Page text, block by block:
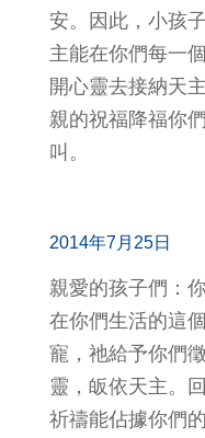
安。因此，小孩
主能在你們每一
開心靈去接納天
親的祝福降福你
叫。
2014年7月25日
親愛的孩子們：
在你們生活的這
寵，祂給予你們
靈，皈依天主。
祈禱能佔據你們